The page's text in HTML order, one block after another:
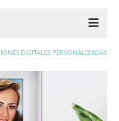
DIGITALES PERSONALIZADAS